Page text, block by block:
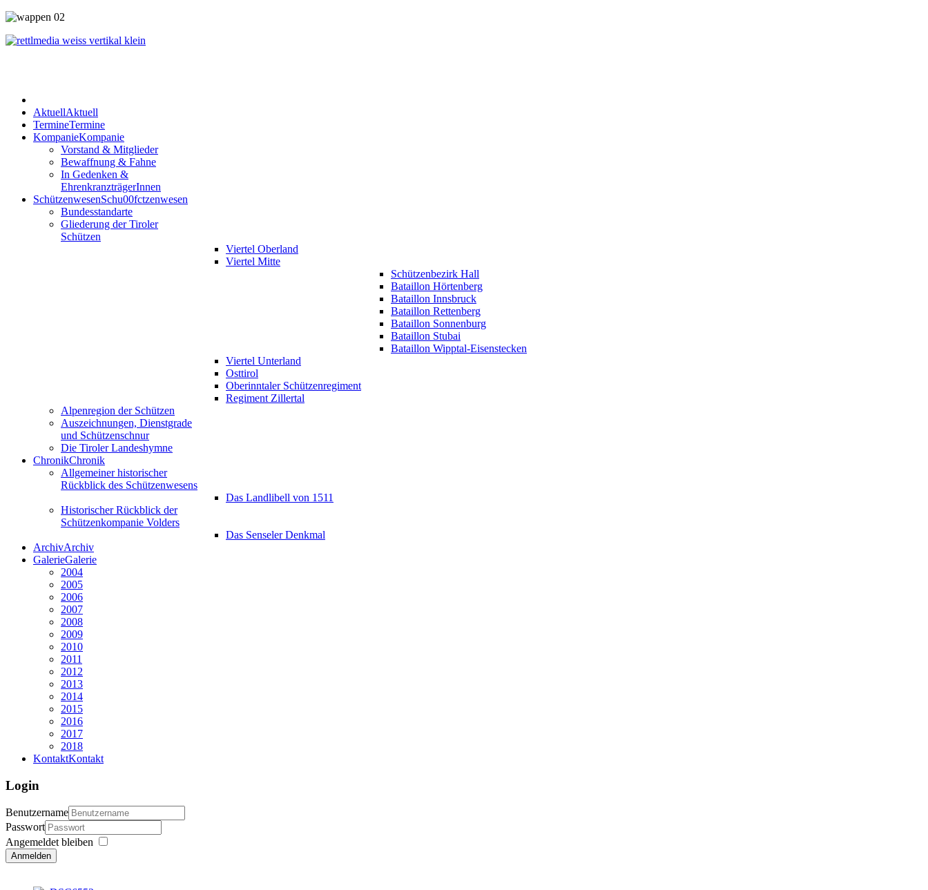
AktuellAktuell
TermineTermine
KompanieKompanie
Vorstand & Mitglieder
Bewaffnung & Fahne
In Gedenken &
EhrenkranzträgerInnen
SchützenwesenSchu00fctzenwesen
Bundesstandarte
Gliederung der Tiroler
Schützen
Viertel Oberland
Viertel Mitte
Schützenbezirk Hall
Bataillon Hörtenberg
Bataillon Innsbruck
Bataillon Rettenberg
Bataillon Sonnenburg
Bataillon Stubai
Bataillon Wipptal-Eisenstecken
Viertel Unterland
Osttirol
Oberinntaler Schützenregiment
Regiment Zillertal
Alpenregion der Schützen
Auszeichnungen, Dienstgrade
und Schützenschnur
Die Tiroler Landeshymne
ChronikChronik
Allgemeiner historischer
Rückblick des Schützenwesens
Das Landlibell von 1511
Historischer Rückblick der
Schützenkompanie Volders
Das Senseler Denkmal
ArchivArchiv
GalerieGalerie
2004
2005
2006
2007
2008
2009
2010
2011
2012
2013
2014
2015
2016
2017
2018
KontaktKontakt
Login
Benutzername
Passwort
Angemeldet bleiben
Anmelden